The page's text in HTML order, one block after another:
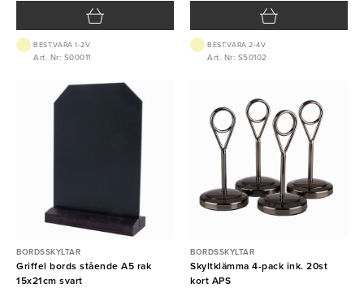
BEST.VARA 1-2V
Art. Nr: S00011
BEST.VARA 2-4V
Art. Nr: S50102
BORDSSKYLTAR
Griffel bords stående A5 rak
15x21cm svart
BORDSSKYLTAR
Skyltklämma 4-pack ink. 20st
kort APS